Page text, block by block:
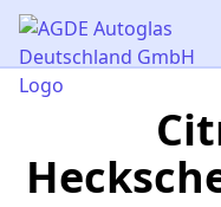
AGDE Autoglas